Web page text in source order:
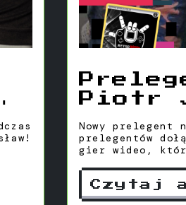
Piotr
Nowy prelegent na
prelegentów
gier wideo,
krzewicielem
prelekcjach.
wciągnął swoje
Czytaj